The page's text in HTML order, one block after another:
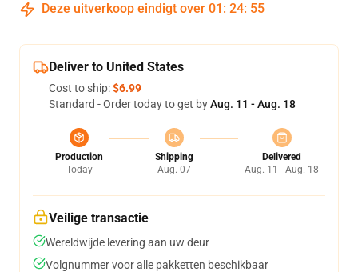
Deze uitverkoop eindigt over 01 : 24: 55
Deliver to United States
Cost to ship:$6.99
Standard - Order today to get byAug. 11 - Aug. 18
Production
Today
Shipping
Aug. 07
Delivered
Aug. 11 - Aug. 18
Veilige transactie
Wereldwijde levering aan uw deur
Volgnummer voor alle pakketten beschikbaar